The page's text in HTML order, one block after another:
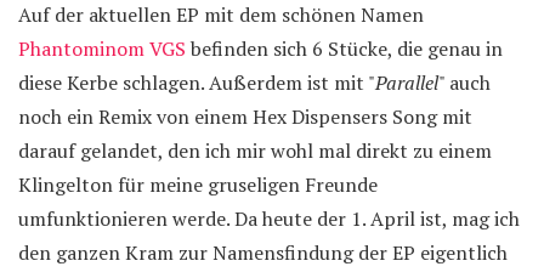
Auf der aktuellen EP mit dem schönen Namen
Phantominom VGS befinden sich 6 Stücke, die genau in
diese Kerbe schlagen. Außerdem ist mit "Parallel" auch
noch ein Remix von einem Hex Dispensers Song mit
darauf gelandet, den ich mir wohl mal direkt zu einem
Klingelton für meine gruseligen Freunde
umfunktionieren werde. Da heute der 1. April ist, mag ich
den ganzen Kram zur Namensfindung der EP eigentlich